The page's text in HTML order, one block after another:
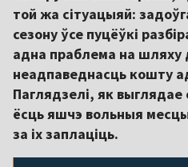
той жа сітуацыяй:
сезону ўсе пуцёўкі
адна праблема на шляху
неадпаведнасць кошту
Паглядзелі, як выглядае
ёсць яшчэ вольныя
за іх заплаціць.